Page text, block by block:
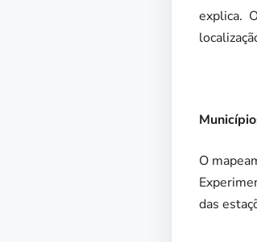
explica.
O
das